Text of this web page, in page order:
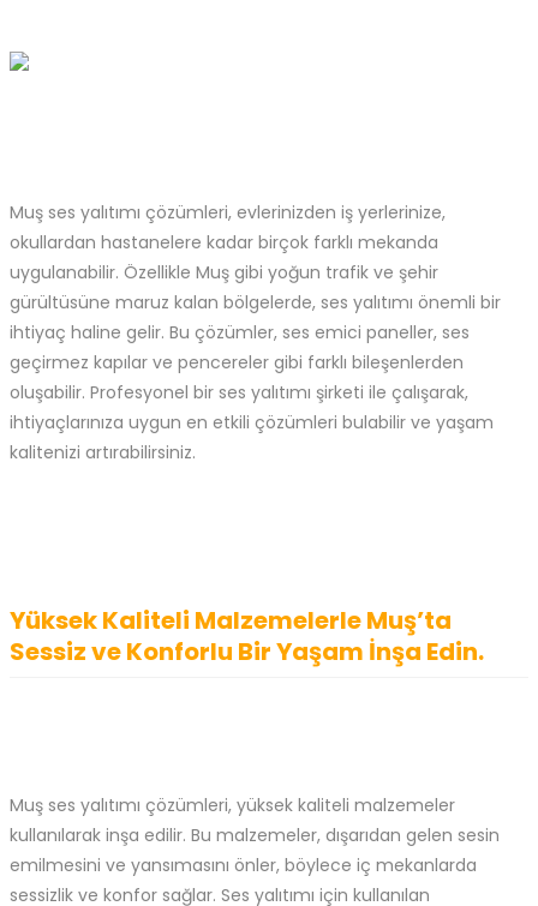
Muş ses yalıtımı çözümleri, evlerinizden iş yerlerinize,
okullardan hastanelere kadar birçok farklı mekanda
uygulanabilir. Özellikle Muş gibi yoğun trafik ve şehir
gürültüsüne maruz kalan bölgelerde, ses yalıtımı önemli bir
ihtiyaç haline gelir. Bu çözümler, ses emici paneller, ses
geçirmez kapılar ve pencereler gibi farklı bileşenlerden
oluşabilir. Profesyonel bir ses yalıtımı şirketi ile çalışarak,
ihtiyaçlarınıza uygun en etkili çözümleri bulabilir ve yaşam
kalitenizi artırabilirsiniz.
Yüksek Kaliteli Malzemelerle Muş’ta
Sessiz ve Konforlu Bir Yaşam İnşa Edin.
Muş ses yalıtımı çözümleri, yüksek kaliteli malzemeler
kullanılarak inşa edilir. Bu malzemeler, dışarıdan gelen sesin
emilmesini ve yansımasını önler, böylece iç mekanlarda
sessizlik ve konfor sağlar. Ses yalıtımı için kullanılan